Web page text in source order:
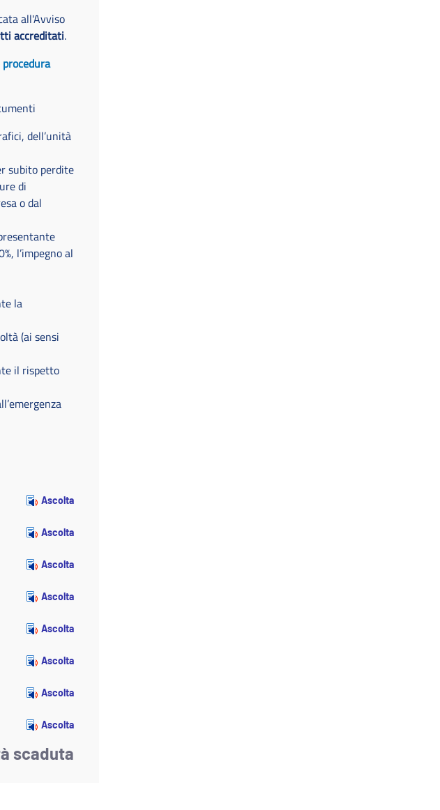
all'Avviso
accreditati.
procedura
dell’unità
subito perdite
di
o dal
l’impegno al
la
(ai sensi
il rispetto
Ascolta
Ascolta
Ascolta
Ascolta
Ascolta
Ascolta
Ascolta
Ascolta
scaduta